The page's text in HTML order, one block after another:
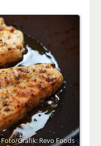
Foto/Grafik: Revo Foods